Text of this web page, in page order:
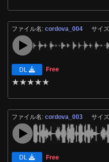
ファイル名:cordova_004 サイ
DL Free
★★★★★
ファイル名:cordova_003 サイ
DL Free